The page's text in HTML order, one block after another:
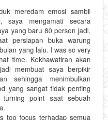
meredam emosi sambil
saya mengamati secara
yang baru 80 persen jadi,
persiapan buka warung
yang lalu. I was so very
time. Kekhawatiran akan
membuat saya berpikir
sehingga menimbulkan
yang sangat tidak penting
point saat sebuah
too focus terhadap semua